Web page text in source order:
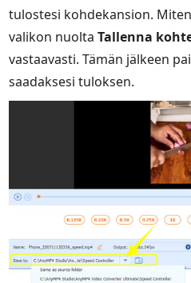
tulostesi kohdekansion.
valikon nuoltaTallenna
vastaavasti. Tämän jälkeen
saadaksesi tuloksen.